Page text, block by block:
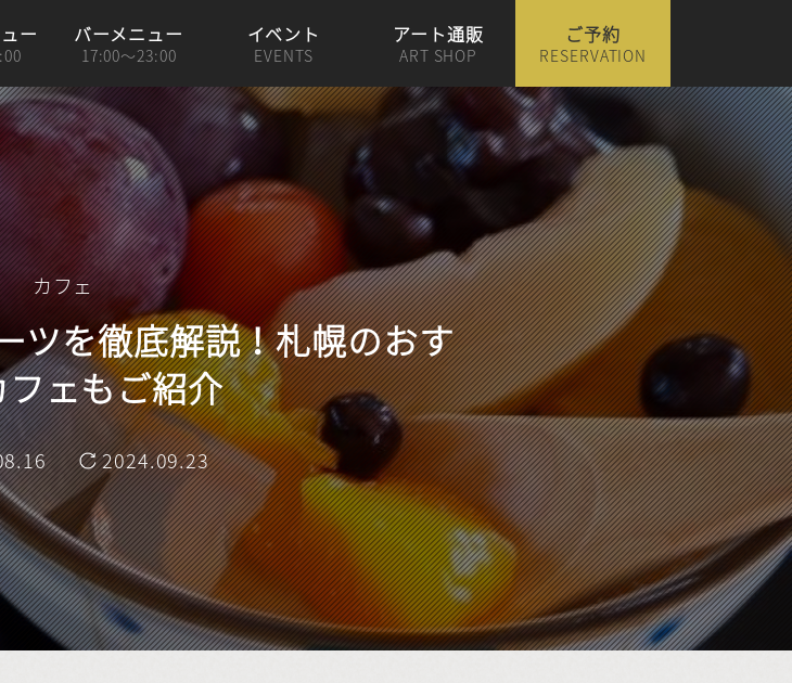
ー バーメニュー
17:00～23:00
イベント
EVENTS
アート通販
ART SHOP
ご予約
RESERVATION
カフェ
ツを徹底解説！札幌のおす
ェもご紹介
2024.09.23